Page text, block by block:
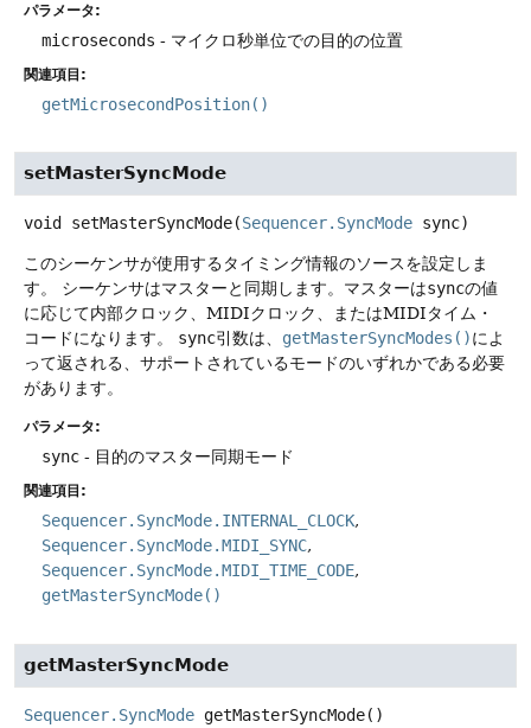
パラメータ:
microseconds - マイクロ秒単位での目的の位置
関連項目:
getMicrosecondPosition()
setMasterSyncMode
void setMasterSyncMode(Sequencer.SyncMode sync)
このシーケンサが使用するタイミング情報のソースを設定しま
す。
シーケンサはマスターと同期します。マスターはsyncの値
に応じて内部クロック、MIDIクロック、またはMIDIタイム・
コードになります。
sync引数は、 getMasterSyncModes()によ
って返される、サポートされているモードのいずれかである必要
があります。
パラメータ:
sync - 目的のマスター同期モード
関連項目:
Sequencer.SyncMode.INTERNAL_CLOCK
Sequencer.SyncMode.MIDI_SYNC
Sequencer.SyncMode.MIDI_TIME_CODE
getMasterSyncMode()
getMasterSyncMode
Sequencer.SyncMode getMasterSyncMode()